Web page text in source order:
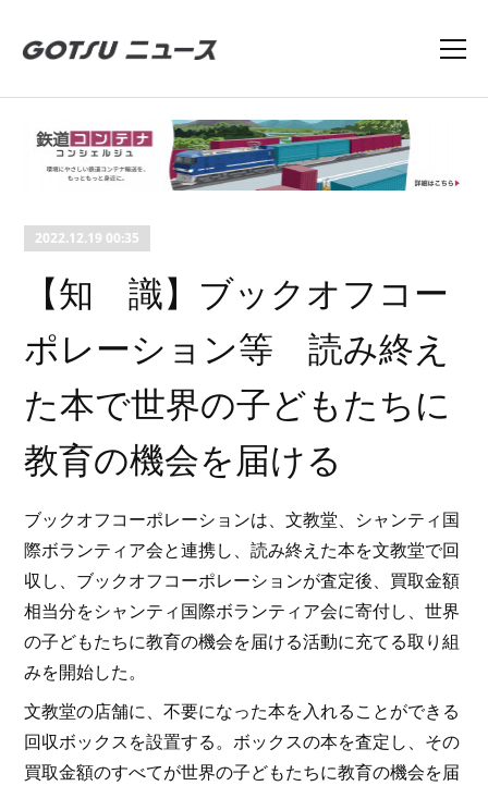
2022.12.19 00:35
【知 識】ブックオフコー
ポレーション等 読み終え
た本で世界の子どもたちに
教育の機会を届ける
ブックオフコーポレーションは、文教堂、シャンティ国
際ボランティア会と連携し、読み終えた本を文教堂で回
収し、ブックオフコーポレーションが査定後、買取金額
相当分をシャンティ国際ボランティア会に寄付し、世界
の子どもたちに教育の機会を届ける活動に充てる取り組
みを開始した。
文教堂の店舗に、不要になった本を入れることができる
回収ボックスを設置する。ボックスの本を査定し、その
買取金額のすべてが世界の子どもたちに教育の機会を届